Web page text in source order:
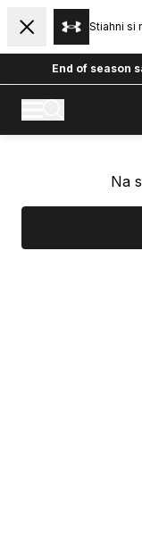
Stiahni si
End of season
Na